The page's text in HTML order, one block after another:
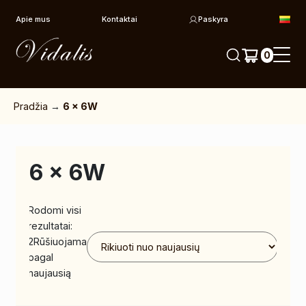
Apie mus Kontaktai Paskyra
0
Pradžia → 6 x 6W
6 x 6W
Rodomi visi
rezultatai:
2Rūšiuojama
pagal
naujausią